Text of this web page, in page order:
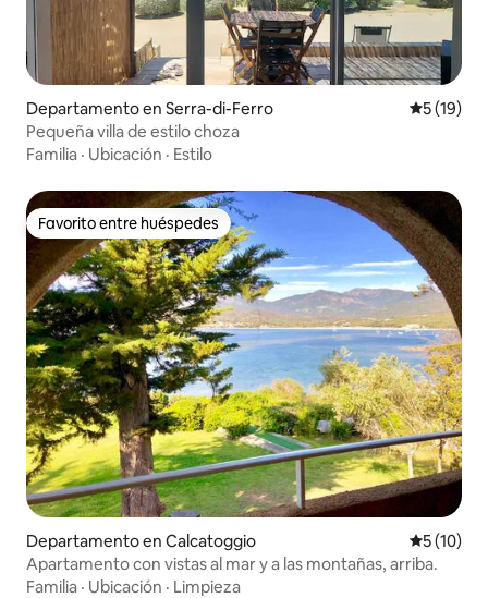
Departamento en Serra-di-Ferro
5 (19)
Pequeña villa de estilo choza
Familia · Ubicación · Estilo
Favorito entre huéspedes
Favorito entre huéspedes
Departamento en Calcatoggio
5 (10)
Apartamento con vistas al mar y a las montañas, arriba.
Familia · Ubicación · Limpieza